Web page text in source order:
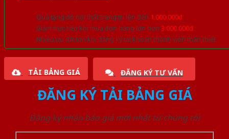
Quà tặng đồ nội thất trang trí lên đến 1.000.000đ
Giảm trực tiếp khi mua đơn hàng lớn hơn 3.000.000đ
Nhiều ưu đãi lớn khi đăng ký tài khoản thành viên thân thiết
TẢI BẢNG GIÁ ĐĂNG KÝ TƯ VẤN
ĐĂNG KÝ TẢI BẢNG GIÁ
Đăng ký nhận báo giá mới nhất từ chúng tôi